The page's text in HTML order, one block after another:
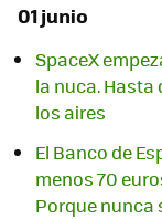
01 junio
SpaceX
la nuca. Hasta
los aires
El Banco de
menos 70
Porque nunca